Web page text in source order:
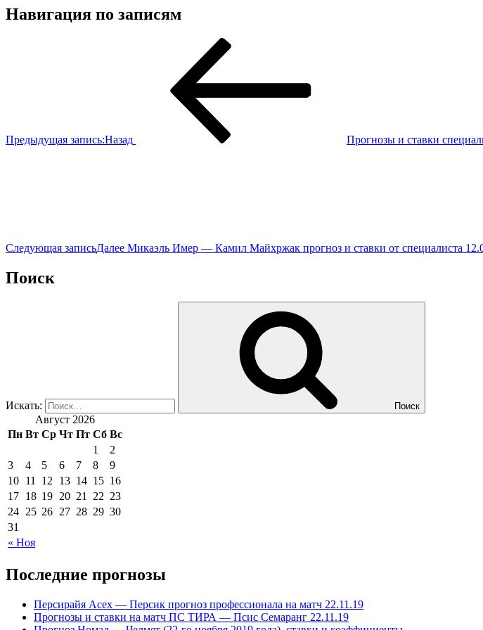
Навигация по записям
Предыдущая запись:Назад Прогнозы и ставки
Следующая записьДалее Микаэль Имер — Камил Майхржак прогноз и ставки от специалиста
Поиск
Искать: Поиск
Август 2026
Пн Вт Ср Чт Пт Сб Вс
« Ноя
1
2
3
4 5 6 7 8
9
10 11 12 13 14 15 16
17 18 19 20 21 22 23
24 25 26 27 28 29 30
31
Последние прогнозы
Персирайя Асех — Персик прогноз профессионала на матч 22.11.19
Прогнозы и ставки на матч ПС ТИРА — Псис Семаранг 22.11.19